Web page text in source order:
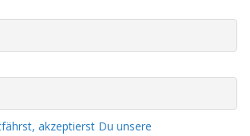
akzeptierst Du unsere